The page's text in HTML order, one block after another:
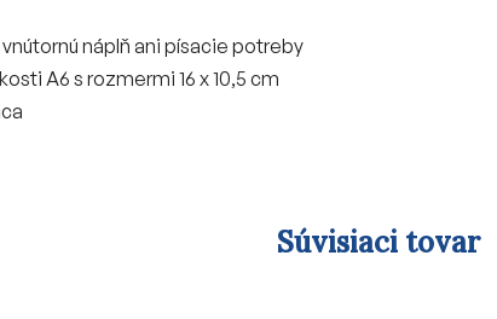
náplň ani písacie potreby
A6 s rozmermi 16 x 10,5 cm
Súvisiaci tovar